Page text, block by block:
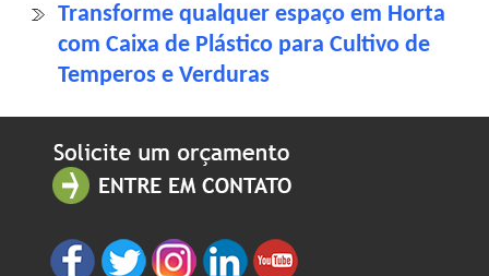
Transforme qualquer espaço em Horta
com Caixa de Plástico para Cultivo de
Temperos e Verduras